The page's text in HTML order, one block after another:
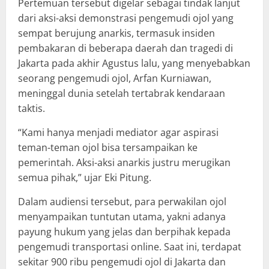
Pertemuan tersebut digelar sebagai tindak lanjut
dari aksi-aksi demonstrasi pengemudi ojol yang
sempat berujung anarkis, termasuk insiden
pembakaran di beberapa daerah dan tragedi di
Jakarta pada akhir Agustus lalu, yang menyebabkan
seorang pengemudi ojol, Arfan Kurniawan,
meninggal dunia setelah tertabrak kendaraan
taktis.
“Kami hanya menjadi mediator agar aspirasi
teman-teman ojol bisa tersampaikan ke
pemerintah. Aksi-aksi anarkis justru merugikan
semua pihak,” ujar Eki Pitung.
Dalam audiensi tersebut, para perwakilan ojol
menyampaikan tuntutan utama, yakni adanya
payung hukum yang jelas dan berpihak kepada
pengemudi transportasi online. Saat ini, terdapat
sekitar 900 ribu pengemudi ojol di Jakarta dan